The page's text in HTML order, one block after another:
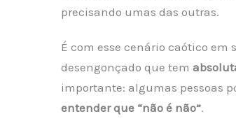
precisando umas das outras.
É com esse cenário caótico em
desengonçado que tem
importante: algumas pessoas
entender que “não é não”.